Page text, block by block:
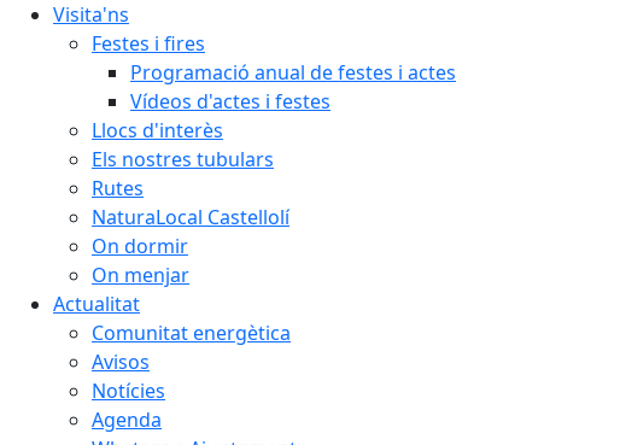
Visita'ns
Festes i fires
Programació anual de festes i actes
Vídeos d'actes i festes
Llocs d'interès
Els nostres tubulars
Rutes
NaturaLocal Castellolí
On dormir
On menjar
Actualitat
Comunitat energètica
Avisos
Notícies
Agenda